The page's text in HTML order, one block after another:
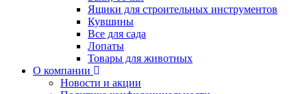
Ящики для строительных инструментов
Кувшины
Все для сада
Лопаты
Товары для животных
О компании
Новости и акции